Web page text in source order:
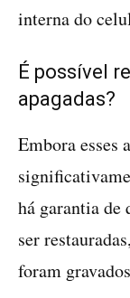
interna do
É possível
apagadas?
Embora esses
há garantia de
ser
foram